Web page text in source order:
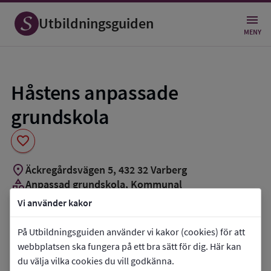
Vi använder kakor
På Utbildningsguiden använder vi kakor (cookies) för att
webbplatsen ska fungera på ett bra sätt för dig. Här kan
du välja vilka cookies du vill godkänna.
Utbildningsguiden MENY
Håstens anpassade
grundskola
favorite
Spara
som
favorit
location_onÄckregårdsvägen 5, 432 32Varberg
categoryAnpassad grundskola, Kommunal
Vill du kontakta skolan?
phoneTelefon:0340-88000
mail E-post: fgn@varberg.se